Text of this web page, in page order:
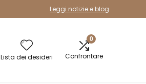
Leggi notizie e blog
Lista dei desideri
0
Confrontare